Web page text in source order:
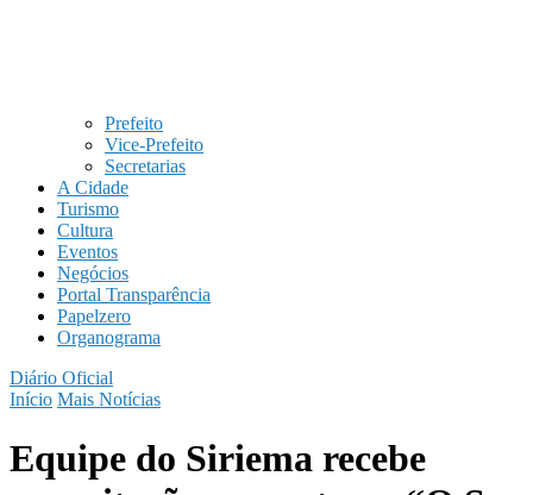
Prefeito
Vice-Prefeito
Secretarias
A Cidade
Turismo
Cultura
Eventos
Negócios
Portal Transparência
Papelzero
Organograma
Diário Oficial
Início Mais Notícias
Equipe do Siriema recebe